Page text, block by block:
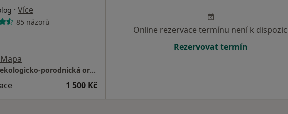
· Více
85 názorů
Mapa
GYNNO GROUP s.r.o.-gynekologicko-porodnická ordinace
1 500 Kč
Online rezervace termínu není k dispozici
Rezervovat termín